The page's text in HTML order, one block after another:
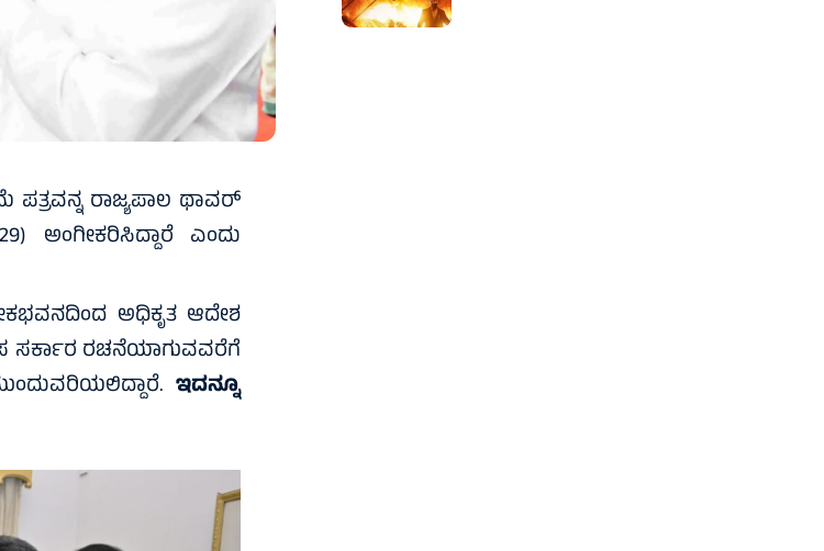
ಪತ್ರವನ್ನ ರಾಜ್ಯಪಾಲ ಥಾವರ್‌
ಅಂಗೀಕರಿಸಿದ್ದಾರೆ ಎಂದು
ಅಧಿಕೃತ ಆದೇಶ
ಸರ್ಕಾರ ರಚನೆಯಾಗುವವರೆಗೆ
ಇದನ್ನೂ